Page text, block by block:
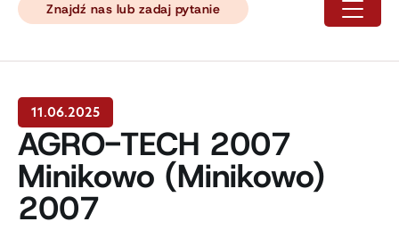
Znajdź nas lub zadaj pytanie
11.06.2025
AGRO-TECH 2007
Minikowo (Minikowo)
2007